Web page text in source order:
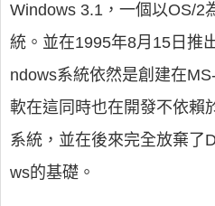
Windows 3.1，一個以OS/2
統。並在1995年8月15日推
ndows系統依然是創建在
軟在這同時也在開發不依賴
系統，並在後來完全放棄了
ws的基礎。